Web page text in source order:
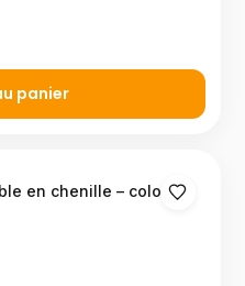
panier
en chenille – coloris